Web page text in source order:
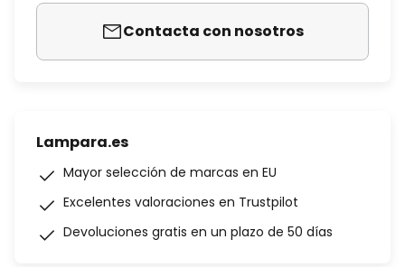
Contacta con nosotros
Lampara.es
Mayor selección de marcas en EU
Excelentes valoraciones en Trustpilot
Devoluciones gratis en un plazo de 50 días